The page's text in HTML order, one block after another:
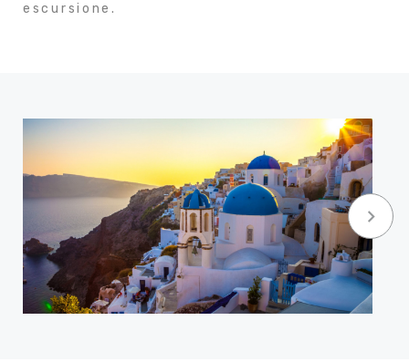
escursione.
keyboard_arrow_right